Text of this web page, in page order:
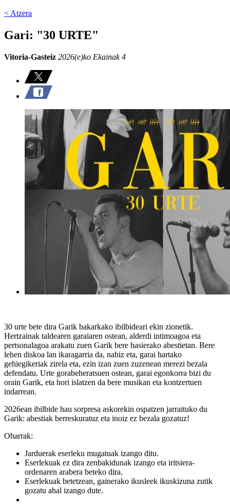
< Atzera
Gari: "30 URTE"
Vitoria-Gasteiz 2026(e)ko Ekainak 4
30 urte bete dira Garik bakarkako ibilbideari ekin zionetik.
Hertzainak taldearen garaiaren ostean, alderdi intimoagoa eta
pertsonalagoa arakatu zuen Garik bere hasierako abestietan. Bere
lehen diskoa lan ikaragarria da, nahiz eta, garai hartako
gehiegikeriak zirela eta, ezin izan zuen zuzenean merezi bezala
defendatu. Urte gorabeheratsuen ostean, garai egonkorra bizi du
orain Garik, eta hori islatzen da bere musikan eta kontzertuen
indarrean.
2026ean ibilbide hau sorpresa askorekin ospatzen jarraituko du
Garik: abestiak berreskuratuz eta inoiz ez bezala gozatuz!
Oharrak:
Jarduerak eserleku mugatuak izango ditu.
Eserlekuak ez dira zenbakidunak izango eta iritsiera-
ordenaren arabera beteko dira.
Eserlekuak betetzean, gainerako ikusleek ikuskizuna zutik
gozatu ahal izango dute.